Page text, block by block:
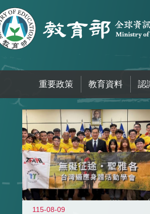
重要政策 教育資料 認
115-08-09